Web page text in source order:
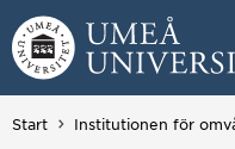
Hoppa direkt till
Huvudmenyn dold.
Start Institutionen för